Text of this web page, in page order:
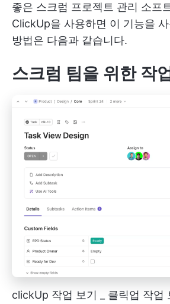
좋은 스크럼 프로젝트 관리 소프
ClickUp을 사용하면 이 기능을
방법은 다음과 같습니다.
스크럼 팀을 위한 작
clickUp 작업 보기 _ 클릭업 작업